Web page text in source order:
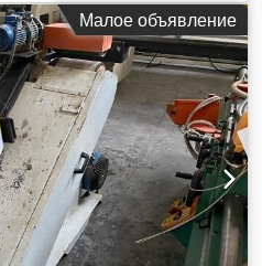
CE - Б/У - 1 стальной ролик - 2
ролика - 3 независимых
1350 мм - С башмаками
Dsdpfx Alowrnmpsfokr -
- Устройство включения/
- Управление с сенсорным
- Год 2004 - Соответствует
Малое объявление